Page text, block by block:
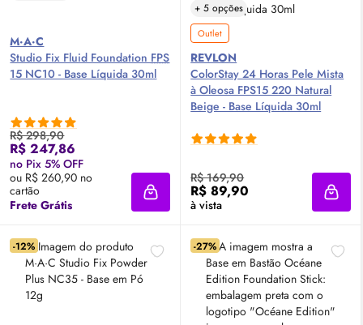
M·A·C
Studio Fix Fluid FoundationFPS
15 NC10 - Base Líquida 30ml
R$ 298,90
R$ 247,86
no Pix 5% OFF
ou R$ 260,90 no
cartão
Frete Grátis
Adicionar à sacola
+ 5 opções
Outlet
REVLON
ColorStay 24 Horas Pele Mista
à Oleosa FPS15 220 Natural
Beige - Base Líquida 30ml
R$ 169,90
R$ 89,90
à vista
-12% -27%